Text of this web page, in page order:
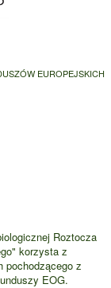
EUROPEJSKICH
Roztocza
korzysta z
pochodzącego z
EOG.